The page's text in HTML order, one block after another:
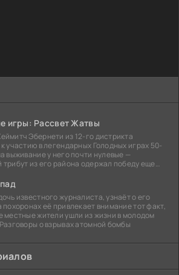
игры: Рассвет Жатвы
Эбернети из 12-го дистрикта
участию в легендарных Голодных играх 50-
выживание у него почти нулевые —
трибут из его района одержал победу еще
известного журналиста, узнаёт о его
её привлекает внимание тот факт,
местные жители ушли из жизни в молодом
о взрывах атомной бомбы